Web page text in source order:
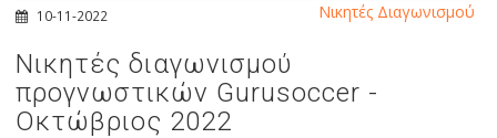
10-11-2022
Νικητές διαγωνισμού
προγνωστικών Gurusoccer -
Οκτώβριος 2022
Νικητές Διαγωνισμού